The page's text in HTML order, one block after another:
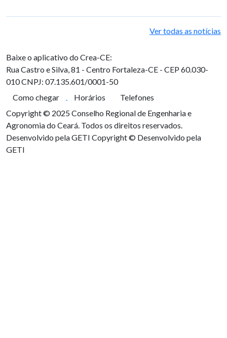
Ver todas as notícias
Baixe o aplicativo do Crea-CE:
Rua Castro e Silva, 81 - Centro Fortaleza-CE - CEP 60.030-
010CNPJ: 07.135.601/0001-50
Como chegar
Horários
Telefones
Copyright © 2025 Conselho Regional de Engenharia e
Agronomia do Ceará. Todos os direitos reservados.
Desenvolvido pela GETI Copyright © Desenvolvido pela
GETI